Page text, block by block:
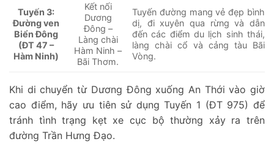
Tuyến 3:
Đường ven
Biển Đông
(ĐT 47 –
Hàm Ninh)
Kết nối
Dương
Đông –
Làng chài
Hàm Ninh –
Bãi Thơm.
Tuyến đường mang vẻ đẹp bình
dị, đi xuyên qua rừng và dẫn
đến các điểm du lịch sinh thái,
làng chài cổ và cảng tàu Bãi
Vòng.
Khi di chuyển từ Dương Đông xuống An Thới vào giờ
cao điểm, hãy ưu tiên sử dụng Tuyến 1 (ĐT 975) để
tránh tình trạng kẹt xe cục bộ thường xảy ra trên
đường Trần Hưng Đạo.